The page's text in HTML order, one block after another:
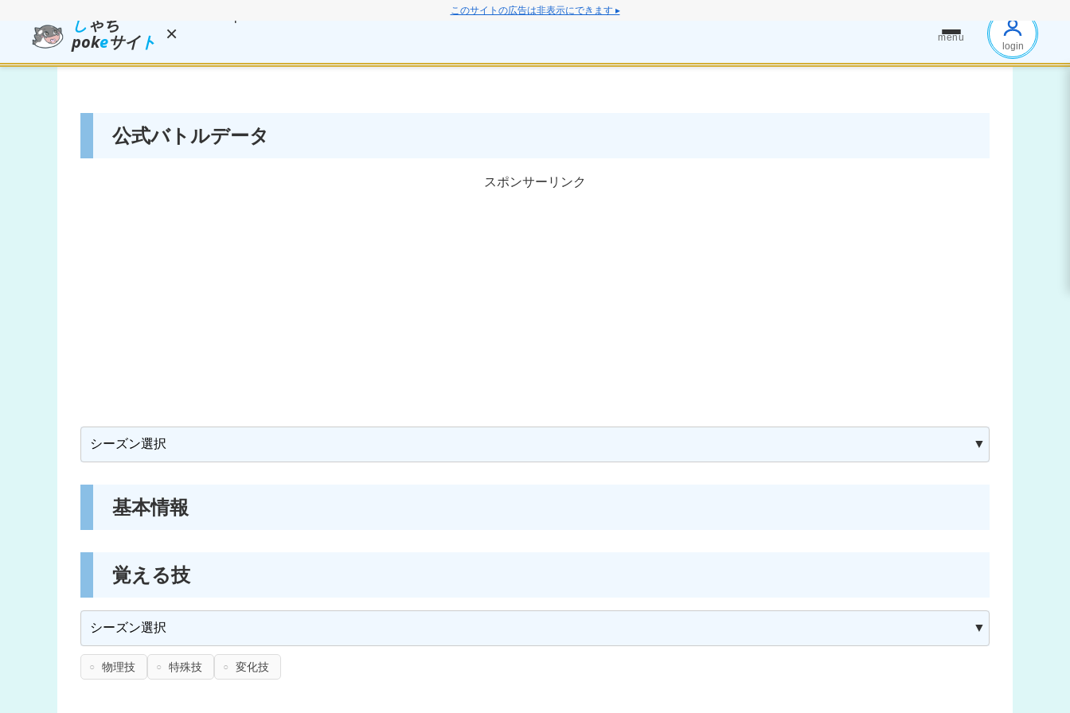
このサイトの広告は非表示にできます ▸
しゃち
pokeサイト × menu
login
公式バトルデータ
スポンサーリンク
基本情報
覚える技
物理技 特殊技 変化技